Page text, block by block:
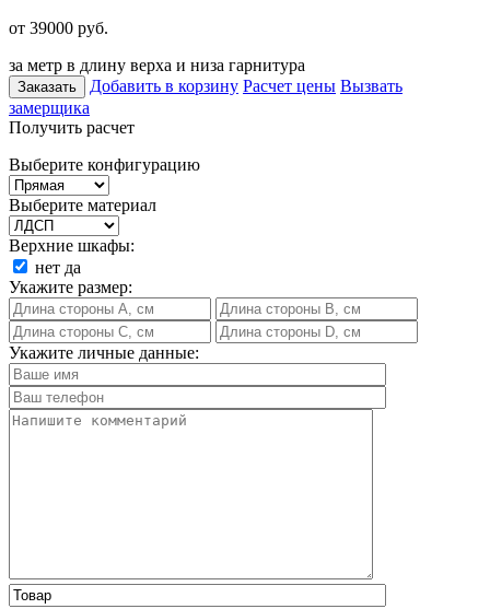
от 39000 руб.
за метр в длину верха и низа гарнитура
Заказать Добавить в корзину Расчет цены Вызвать
замерщика
Получить расчет
Выберите конфигурацию
Выберите материал
Верхние шкафы:
нет да
Укажите размер:
Укажите личные данные: